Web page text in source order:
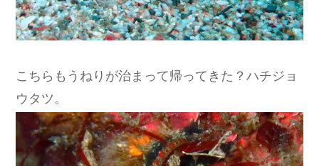
こちらもうねりが治まって帰ってきた？ハチジョ
ウタツ。